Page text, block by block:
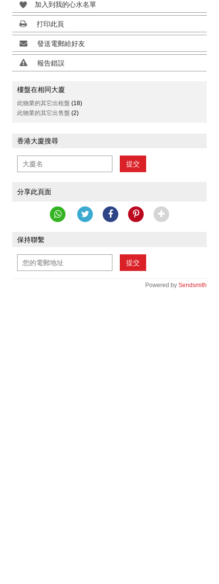
加入到我的心水名單
打印此頁
發送電郵給好友
報告錯誤
樓盤在相同大廈
此物業的其它出租盤 (18)
此物業的其它出售盤 (2)
香港大廈搜尋
提交
分享此頁面
保持聯繫
提交
Powered by Sendsmith